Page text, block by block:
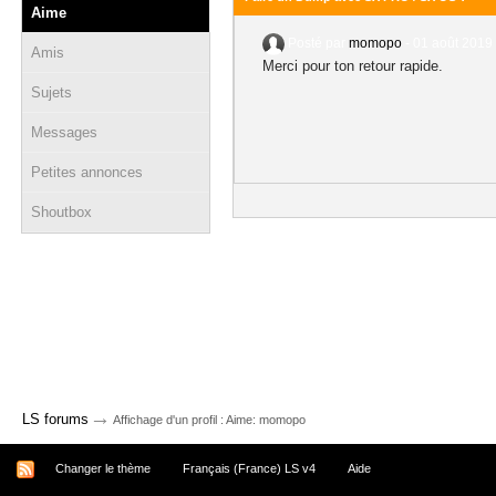
Aime
Amis
Sujets
Messages
Petites annonces
Shoutbox
momopo
Merci pour ton retour rapide.
LS forums → Affichage d'un profil : Aime: momopo
Changer le thème Français (France) LS v4 Aide